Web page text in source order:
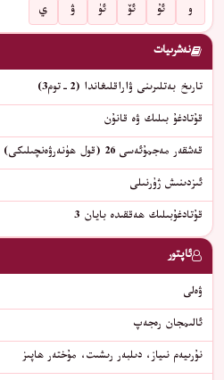
و
ئۇ ئۆ ئۈ ۋ ي
نەشرىيات
تارىخ بەتلىرىنى ۋاراقلىغاندا (2-توم3)
قۇتادغۇ بىلىك ۋە قانۇن
قەشقەر مەجمۇئەسى 26 (قول ھۈنەرۋەنچىلىكى)
ئىزدىنىش ژۇرنىلى
قۇتادغۇبىلىك ھەققىدە بايان 3
ئاپتور
ۋەلى
ئالىمجان رەجەپ
نۇرىيەم نىياز، دىلبەر رىشىت، مۇختەر ھاپىز